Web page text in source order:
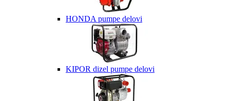
HONDA pumpe delovi
KIPOR dizel pumpe delovi